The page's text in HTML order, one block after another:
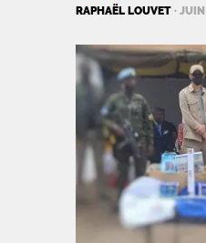
RAPHAËL LOUVET ·